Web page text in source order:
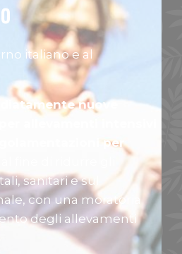
italiano e al
nuove
allevamenti intensivi
per
sanitari e sul
con una moratoria
degli allevamenti